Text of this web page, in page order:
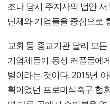
조나 당시 주지사의 법안
단체와 기업들을 중심으로
교회 등 종교기관 달리 모
기업체들이 동성 커플들에
별이라는 것이다. 2015년
획이었던 프로미식축구 협